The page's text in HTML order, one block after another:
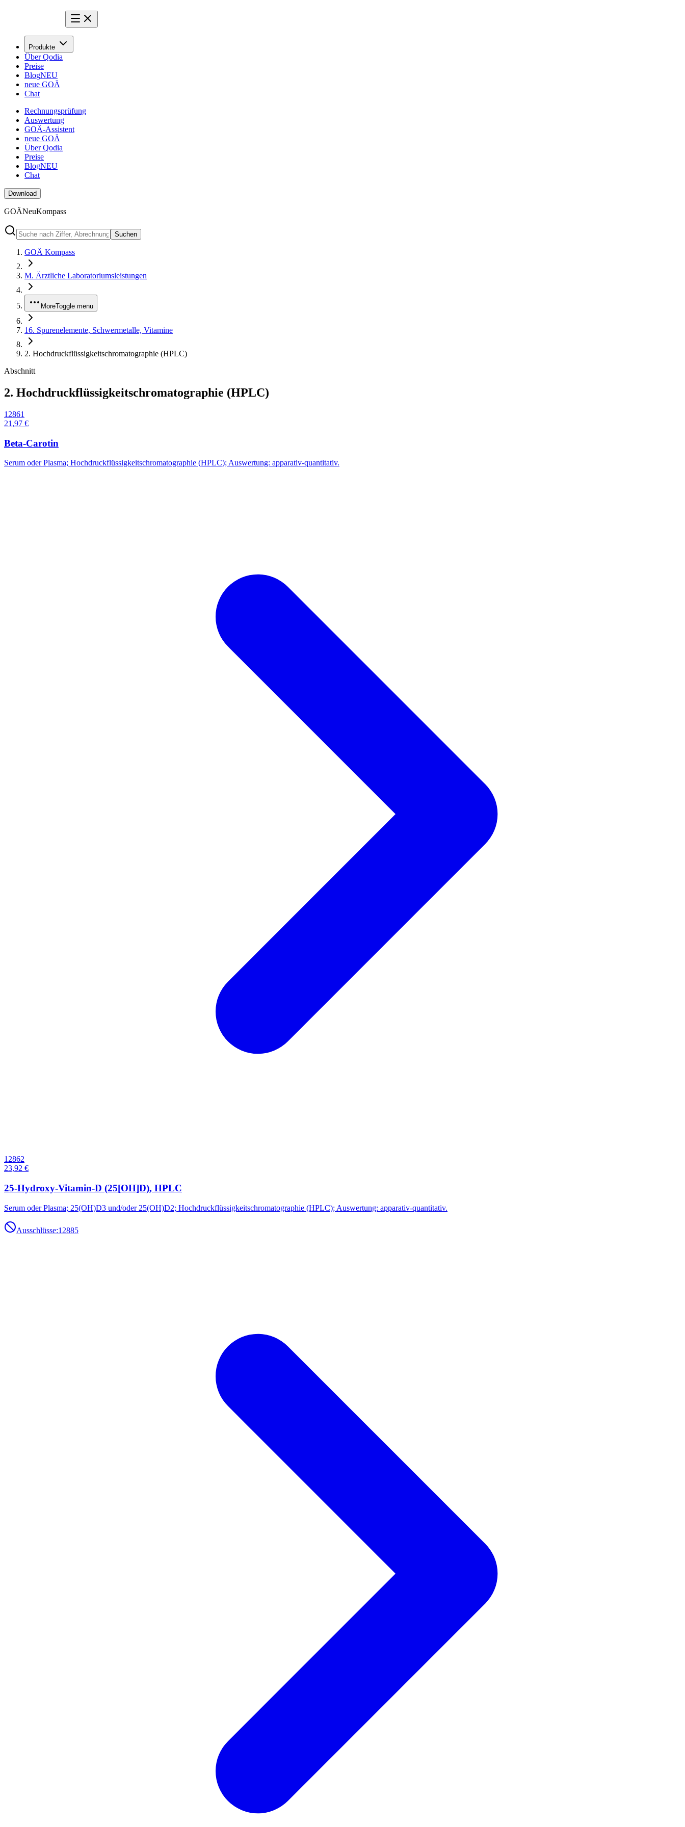
Produkte
Über Qodia
Preise
BlogNEU
neue GOÄ
Chat
Rechnungsprüfung
Auswertung
GOÄ-Assistent
neue GOÄ
Über Qodia
Preise
BlogNEU
Chat
Download
GOÄNeuKompass
Suchen
GOÄ Kompass
M. Ärztliche Laboratoriumsleistungen
MoreToggle menu
16. Spurenelemente, Schwermetalle, Vitamine
2. Hochdruckflüssigkeitschromatographie (HPLC)
Abschnitt
2. Hochdruckflüssigkeitschromatographie (HPLC)
12861
21,97 €
Beta-Carotin
Serum oder Plasma; Hochdruckflüssigkeitschromatographie (HPLC); Auswertung: apparativ-quantitativ.
12862
23,92 €
25-Hydroxy-Vitamin-D (25[OH]D), HPLC
Serum oder Plasma; 25(OH)D3 und/oder 25(OH)D2; Hochdruckflüssigkeitschromatographie (HPLC); Auswertung: apparativ-quantitativ.
Ausschlüsse:12885